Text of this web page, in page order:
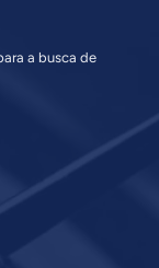
a busca de